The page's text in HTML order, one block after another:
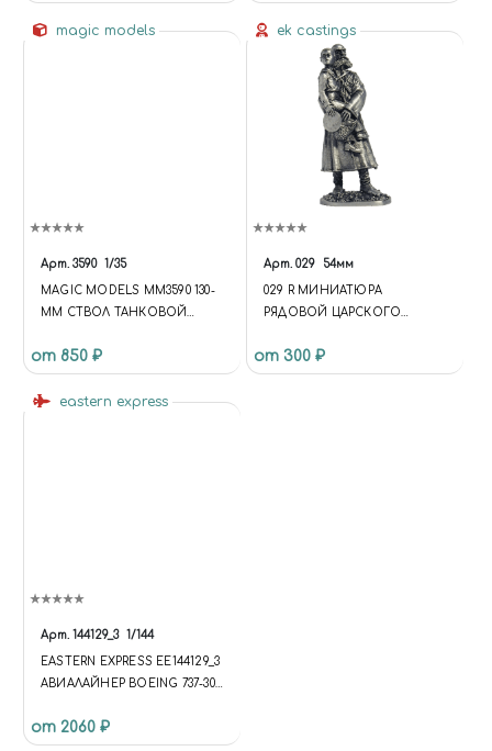
TE', UPDATE);
BX.ADDCUSTOMEVENT('ONFR
magic models
Арт. 3590 1/35
MAGIC MODELS MM3590 130-
ММ СТВОЛ ТАНКОВОЙ
от 850 ₽
ek castings
Арт. 029 54мм
029 R МИНИАТЮРА
РЯДОВОЙ ЦАРСКОГО
АЛЕКСЕЕМ, 1910
от 300 ₽
eastern express
Арт. 144129_3 1/144
EASTERN EXPRESS EE144129_3
АВИАЛАЙНЕР BOEING 737-300
1/144
от 2060 ₽